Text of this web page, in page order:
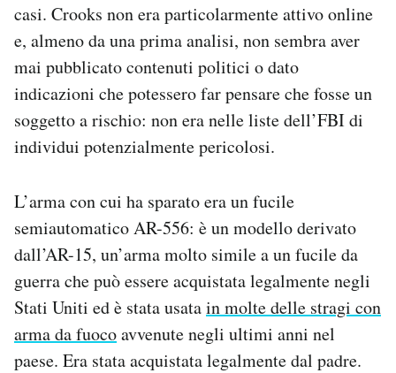
casi. Crooks non era particolarmente attivo online
e, almeno da una prima analisi, non sembra aver
mai pubblicato contenuti politici o dato
indicazioni che potessero far pensare che fosse un
soggetto a rischio: non era nelle liste dell’FBI di
individui potenzialmente pericolosi.
L’arma con cui ha sparato era un fucile
semiautomatico AR-556: è un modello derivato
dall’AR-15, un’arma molto simile a un fucile da
guerra che può essere acquistata legalmente negli
Stati Uniti ed è stata usatain molte delle stragi con
arma da fuocoavvenute negli ultimi anni nel
paese. Era stata acquistata legalmente dal padre.